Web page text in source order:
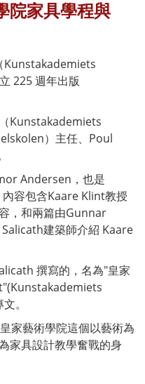
院家具學程與
Kunstakademiets
225 週年出版
Kunstakademiets
）主任、Poul
Andersen，也是
容包含Kaare Klint教授
，和兩篇由Gunnar
建築師介紹 Kaare
撰寫的，名為"皇家
。
家藝術學院這個以藝術為
家具設計教學奮戰的身